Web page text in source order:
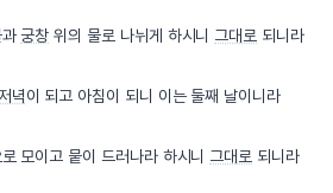
궁창 위의 물로 나뉘게 하시니 그대로 되니라
저녁이 되고 아침이 되니 이는 둘째 날이니라
모이고 뭍이 드러나라 하시니 그대로 되니라